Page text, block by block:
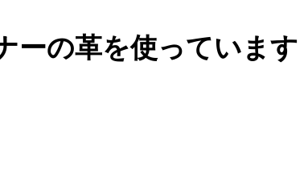
ナーの革を使っています